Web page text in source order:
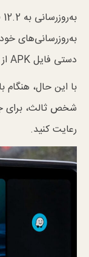
دستی فایل APK از یک منبع مطمئن.
شخص ثالث، برای
رعایت کنید.